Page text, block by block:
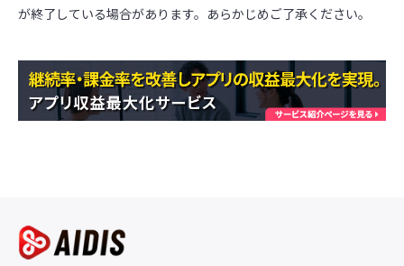
が終了している場合があります。あらかじめご了承ください。